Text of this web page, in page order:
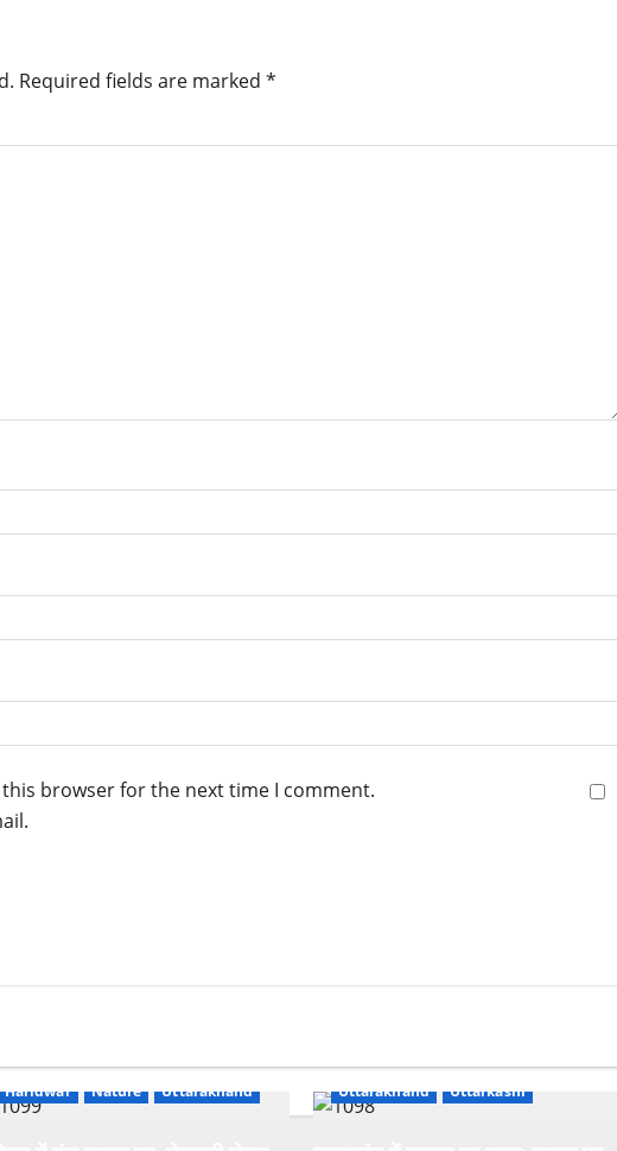
Required fields are marked *
browser for the next time I comment.
Haridwar
Nature Uttarakhand
Uttarakhand
Uttarkashi